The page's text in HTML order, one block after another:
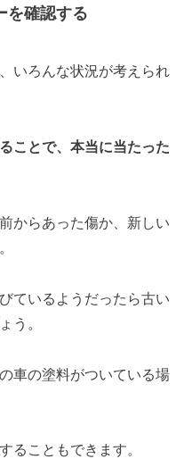
を確認する
いろんな状況が考えられ
ことで、本当に当たった
からあった傷か、新しい
ているようだったら古い
う。
車の塗料がついている場
ることもできます。